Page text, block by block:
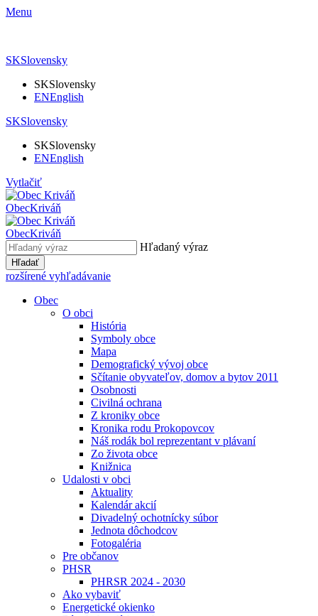
Menu
SKSlovensky
SKSlovensky
ENEnglish
SKSlovensky
SKSlovensky
ENEnglish
Vytlačiť
ObecKriváň
ObecKriváň
Hľadaný výraz
Hľadať
rozšírené vyhľadávanie
Obec
O obci
História
Symboly obce
Mapa
Demografický vývoj obce
Sčítanie obyvateľov, domov a bytov 2011
Osobnosti
Civilná ochrana
Z kroniky obce
Kronika rodu Prokopovcov
Náš rodák bol reprezentant v plávaní
Zo života obce
Knižnica
Udalosti v obci
Aktuality
Kalendár akcií
Divadelný ochotnícky súbor
Jednota dôchodcov
Fotogaléria
Pre občanov
PHSR
PHRSR 2024 - 2030
Ako vybaviť
Energetické okienko